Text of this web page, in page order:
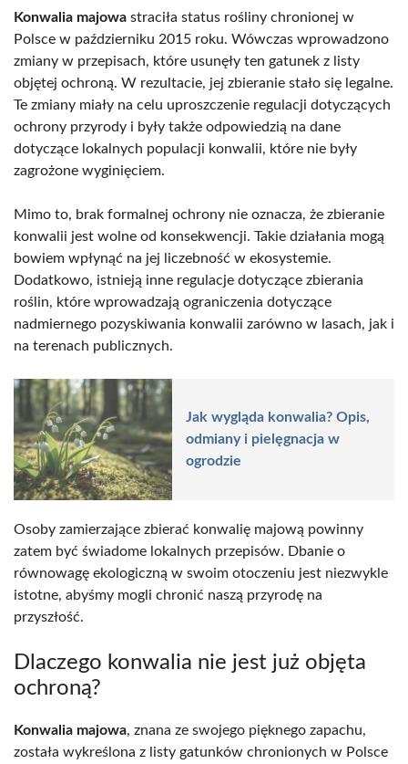
Konwalia majowa straciła status rośliny chronionej w
Polsce w październiku 2015 roku. Wówczas wprowadzono
zmiany w przepisach, które usunęły ten gatunek z listy
objętej ochroną. W rezultacie, jej zbieranie stało się legalne.
Te zmiany miały na celu uproszczenie regulacji dotyczących
ochrony przyrody i były także odpowiedzią na dane
dotyczące lokalnych populacji konwalii, które nie były
zagrożone wyginięciem.
Mimo to, brak formalnej ochrony nie oznacza, że zbieranie
konwalii jest wolne od konsekwencji. Takie działania mogą
bowiem wpłynąć na jej liczebność w ekosystemie.
Dodatkowo, istnieją inne regulacje dotyczące zbierania
roślin, które wprowadzają ograniczenia dotyczące
nadmiernego pozyskiwania konwalii zarówno w lasach, jak i
na terenach publicznych.
Jak wygląda konwalia? Opis,
odmiany i pielęgnacja w
ogrodzie
Osoby zamierzające zbierać konwalię majową powinny
zatem być świadome lokalnych przepisów. Dbanie o
równowagę ekologiczną w swoim otoczeniu jest niezwykle
istotne, abyśmy mogli chronić naszą przyrodę na
przyszłość.
Dlaczego konwalia nie jest już objęta
ochroną?
Konwalia majowa, znana ze swojego pięknego zapachu,
została wykreślona z listy gatunków chronionych w Polsce